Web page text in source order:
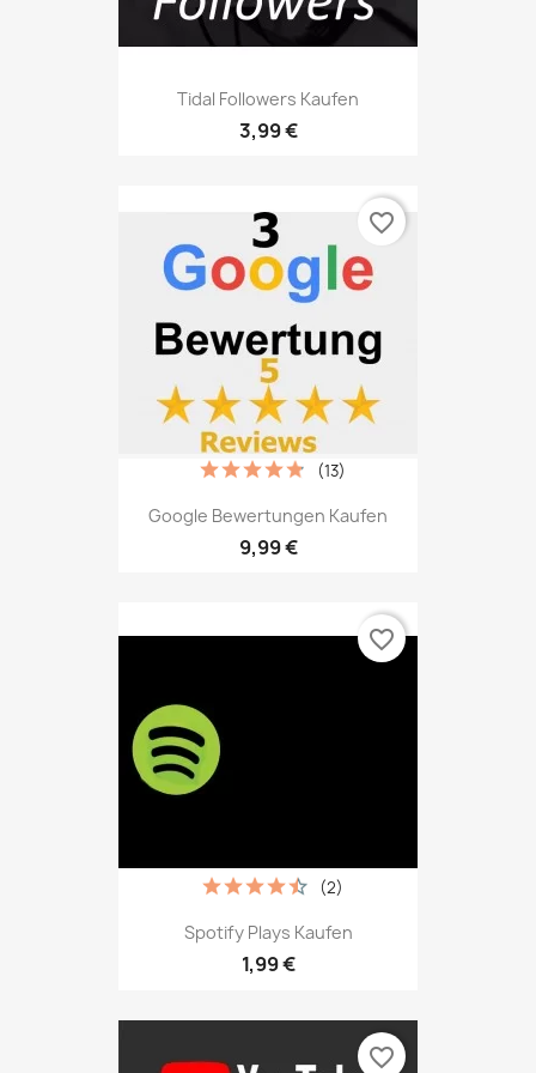
Tidal Followers Kaufen
3,99 €
Google Bewertungen Kaufen
9,99 €
(13)
favorite_border
Spotify Plays Kaufen
1,99 €
(2)
favorite_border
favorite_border